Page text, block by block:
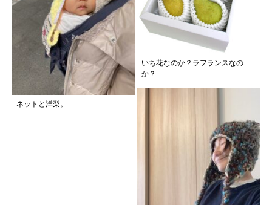
ネットと洋梨。
いち花なのか？ラフランスなの
か？